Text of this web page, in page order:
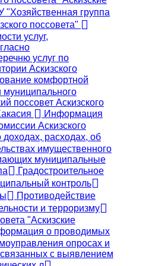
"Хозяйственная группа
поссовета"
услуг,
услуг по
Аскизского
комфортной
муниципального
поссовет Аскизского
Информация
Аскизского
расходах, об
имущественного
муниципальные
Градостроительное
контроль
Противодействие
и терроризму
"Аскизские
о проводимых
опросах и
с выявлением